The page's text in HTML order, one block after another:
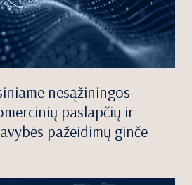
nesąžiningos
paslapčių ir
pažeidimų ginče